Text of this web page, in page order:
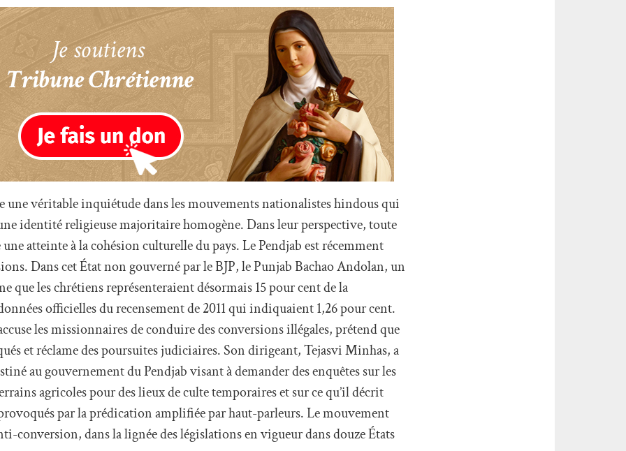
une véritable inquiétude dans les mouvements nationalistes hindous qui
identité religieuse majoritaire homogène. Dans leur perspective, toute
atteinte à la cohésion culturelle du pays. Le Pendjab est récemment
Dans cet État non gouverné par le BJP, le Punjab Bachao Andolan, un
que les chrétiens représenteraient désormais 15 pour cent de la
officielles du recensement de 2011 qui indiquaient 1,26 pour cent.
les missionnaires de conduire des conversions illégales, prétend que
et réclame des poursuites judiciaires. Son dirigeant, Tejasvi Minhas, a
au gouvernement du Pendjab visant à demander des enquêtes sur les
agricoles pour des lieux de culte temporaires et sur ce qu’il décrit
par la prédication amplifiée par haut-parleurs. Le mouvement
conversion, dans la lignée des législations en vigueur dans douze États